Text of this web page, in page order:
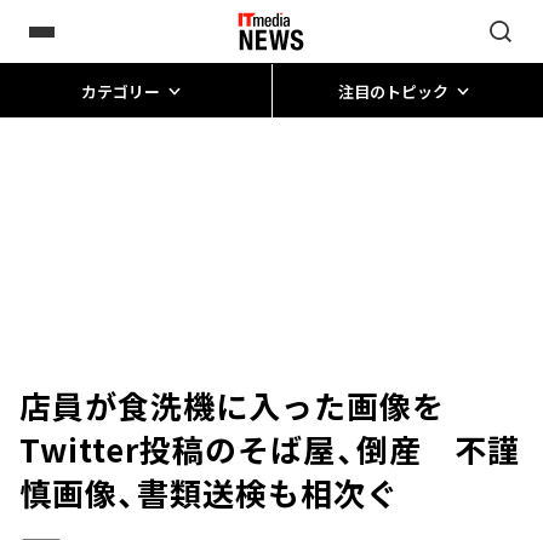
カテゴリー 注目のトピック
店員が食洗機に入った画像を
Twitter投稿のそば屋、倒産 不謹
慎画像、書類送検も相次ぐ